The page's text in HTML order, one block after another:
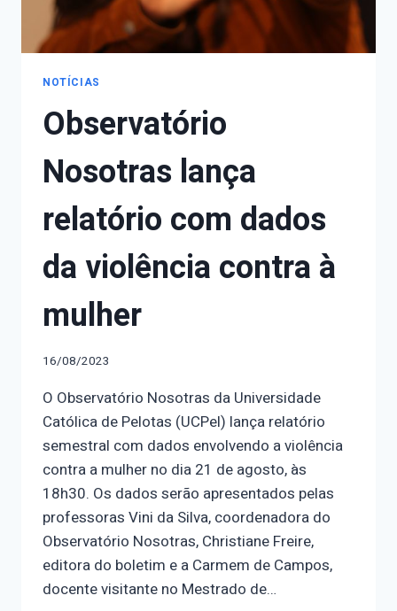
NOTÍCIAS
Observatório
Nosotras lança
relatório com dados
da violência contra à
mulher
16/08/2023
O Observatório Nosotras da Universidade
Católica de Pelotas (UCPel) lança relatório
semestral com dados envolvendo a violência
contra a mulher no dia 21 de agosto, às
18h30. Os dados serão apresentados pelas
professoras Vini da Silva, coordenadora do
Observatório Nosotras, Christiane Freire,
editora do boletim e a Carmem de Campos,
docente visitante no Mestrado de…